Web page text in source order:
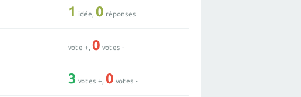
1 idée,0 réponses
vote +,0 votes -
3 votes +,0 votes -